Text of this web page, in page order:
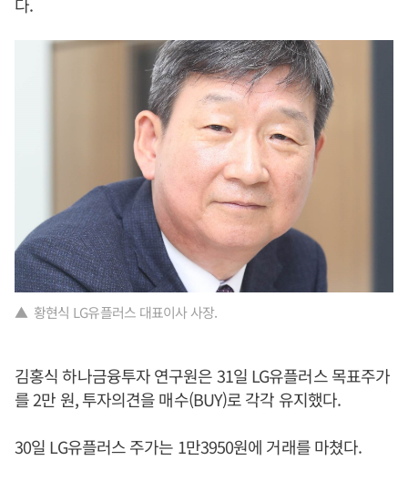
▲ 황현식 LG유플러스 대표이사 사장.
김홍식 하나금융투자 연구원은 31일 LG유플러스 목표주가
를 2만 원, 투자의견을 매수(BUY)로 각각 유지했다.
30일 LG유플러스 주가는 1만3950원에 거래를 마쳤다.